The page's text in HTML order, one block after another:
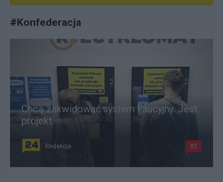
#Konfederacja
Chcą zlikwidować system kaucyjny. Jest
projekt
Redakcja 82